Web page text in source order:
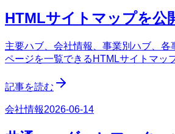
HTMLサイトマップを公
主要ハブ、会社情報、事業別ハブ、各
ページを一覧できるHTMLサイトマッ
記事を読む
会社情報2026-06-14